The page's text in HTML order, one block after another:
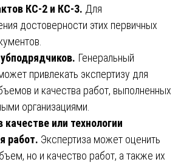
КС-2 и КС-3. Для
достоверности этих первичных
Генеральный
привлекать экспертизу для
и качества работ, выполненных
организациями.
или технологии
работ. Экспертиза может оценить
но и качество работ, а также их